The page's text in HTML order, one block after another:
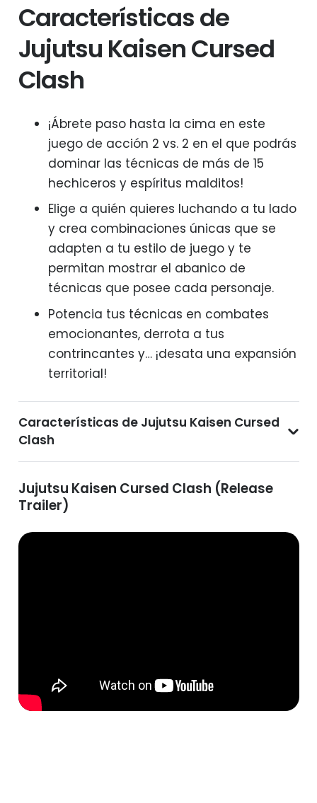
Características de
Jujutsu Kaisen Cursed
Clash
¡Ábrete paso hasta la cima en este
juego de acción 2 vs. 2 en el que podrás
dominar las técnicas de más de 15
hechiceros y espíritus malditos!
Elige a quién quieres luchando a tu lado
y crea combinaciones únicas que se
adapten a tu estilo de juego y te
permitan mostrar el abanico de
técnicas que posee cada personaje.
Potencia tus técnicas en combates
emocionantes, derrota a tus
contrincantes y… ¡desata una expansión
territorial!
Características de Jujutsu Kaisen Cursed
Clash
Jujutsu Kaisen Cursed Clash (Release
Trailer)